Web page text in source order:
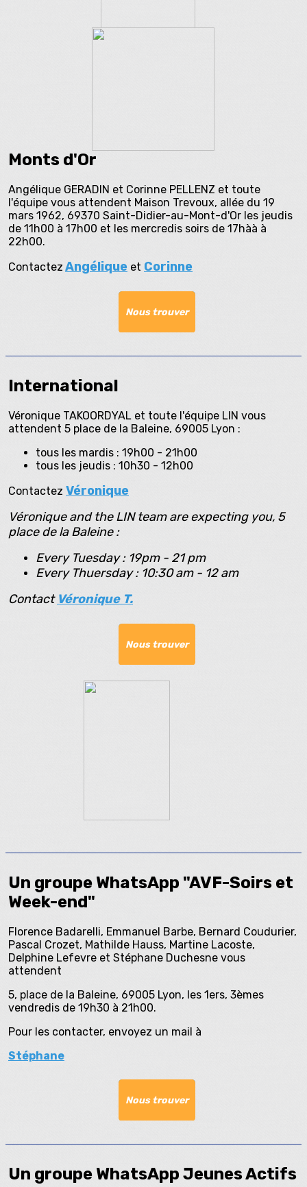
Monts d'Or
Angélique GERADIN et Corinne PELLENZ et toute
l'équipe vous attendent Maison Trevoux, allée du 19
mars 1962, 69370 Saint-Didier-au-Mont-d'Or les jeudis
de 11h00 à 17h00 et les mercredis soirs de 17hàà à
22h00.
Contactez Angélique et Corinne
Nous trouver
International
Véronique TAKOORDYAL et toute l'équipe LIN vous
attendent 5 place de la Baleine, 69005 Lyon :
tous les mardis : 19h00 - 21h00
tous les jeudis : 10h30 - 12h00
Contactez Véronique
Véronique and the LIN team are expecting you, 5
place de la Baleine :
Every Tuesday : 19pm - 21 pm
Every Thuersday : 10:30 am - 12 am
Contact Véronique T.
Nous trouver
Un groupe WhatsApp "AVF-Soirs et
Week-end"
Florence Badarelli, Emmanuel Barbe, Bernard Coudurier,
Pascal Crozet, Mathilde Hauss, Martine Lacoste,
Delphine Lefevre et Stéphane Duchesne vous
attendent
5, place de la Baleine, 69005 Lyon, les 1ers, 3èmes
vendredis de 19h30 à 21h00.
Pour les contacter, envoyez un mail à
Stéphane
Nous trouver
Un groupe WhatsApp Jeunes Actifs